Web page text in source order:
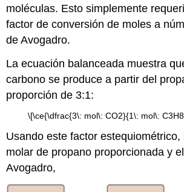
moléculas. Esto simplemente
factor de conversión de moles a
de Avogadro.
La ecuación balanceada muestra
carbono se produce a partir del
proporción de 3:1:
\[\ce{\dfrac{3\: mol\: CO2}{1\: mol\:
Usando este factor estequiométrico,
molar de propano proporcionada y
Avogadro,